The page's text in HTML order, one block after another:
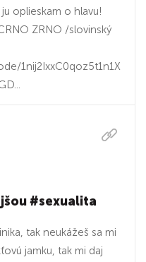
oplieskam o hlavu!
ZRNO /slovinský
1nij2IxxC0qoz5t1n1X
#sexualita
tak neukážeš sa mi
jamku, tak mi daj